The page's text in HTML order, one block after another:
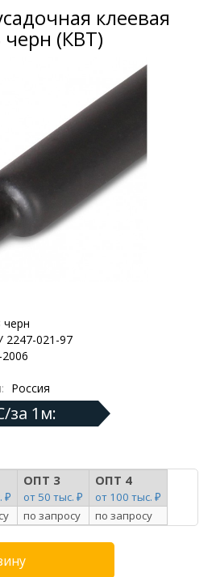
клеевая
(КВТ)
черн
2247-021-97
Россия
за 1м:
₽
ОПТ 3
от 50 тыс. ₽
ОПТ 4
от 100 тыс. ₽
по запросу по запросу